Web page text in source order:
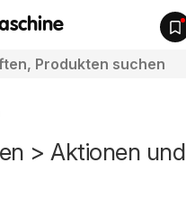
> Aktionen und